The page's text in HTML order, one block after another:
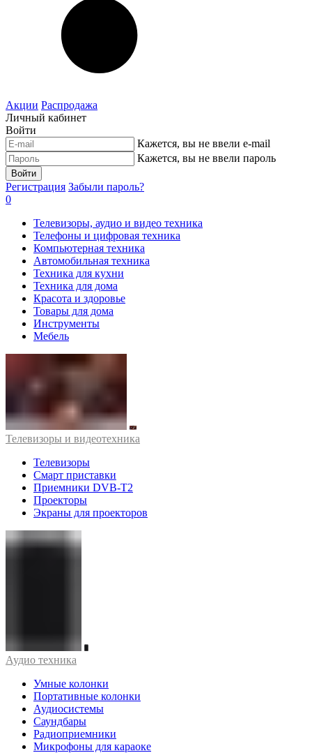
Акции Распродажа
Личный кабинет
Войти
Кажется, вы не ввели e-mail
Кажется, вы не ввели пароль
Войти
Регистрация Забыли пароль?
0
Телевизоры, аудио и видео техника
Телефоны и цифровая техника
Компьютерная техника
Автомобильная техника
Техника для кухни
Техника для дома
Красота и здоровье
Товары для дома
Инструменты
Мебель
Телевизоры и видеотехника
Телевизоры
Смарт приставки
Приемники DVB-T2
Проекторы
Экраны для проекторов
Аудио техника
Умные колонки
Портативные колонки
Аудиосистемы
Саундбары
Радиоприемники
Микрофоны для караоке